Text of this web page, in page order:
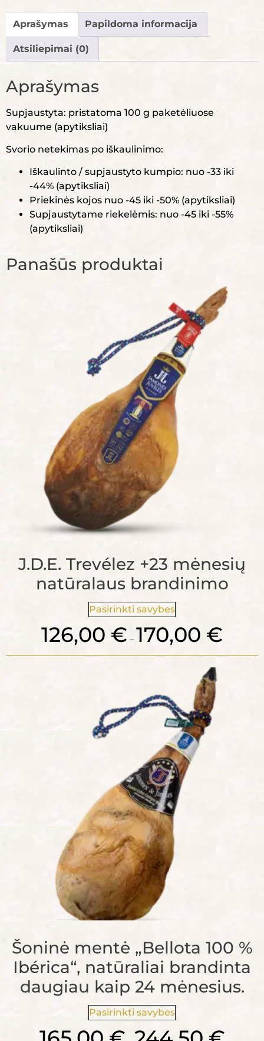
Aprašymas Papildoma informacija
Atsiliepimai (0)
Aprašymas
Supjaustyta: pristatoma 100 g paketėliuose
vakuume (apytiksliai)
Svorio netekimas po iškaulinimo:
Iškaulinto / supjaustyto kumpio: nuo -33 iki
-44% (apytiksliai)
Priekinės kojos nuo -45 iki -50% (apytiksliai)
Supjaustytame riekelėmis: nuo -45 iki -55%
(apytiksliai)
Panašūs produktai
J.D.E. Trevélez +23 mėnesių
natūralaus brandinimo
Pasirinkti savybes
126,00 € – 170,00 €
Šoninė mentė „Bellota 100 %
Ibérica“, natūraliai brandinta
daugiau kaip 24 mėnesius.
Pasirinkti savybes